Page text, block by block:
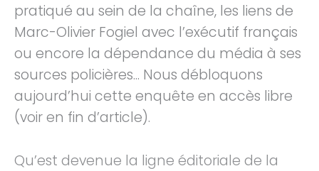
pratiqué au sein de la chaîne, les liens de
Marc-Olivier Fogiel avec l’exécutif français
ou encore la dépendance du média à ses
sources policières... Nous débloquons
aujourd’hui cette enquête en accès libre
(voir en fin d’article).
Qu’est devenue la ligne éditoriale de la